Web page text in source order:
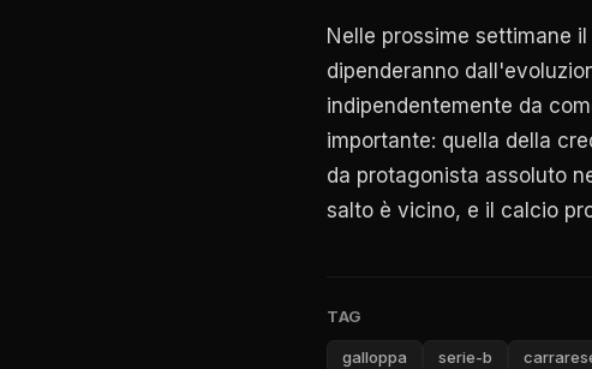
Nelle prossime settimane
dipenderanno
indipendentemente da
importante: quella della
da protagonista assoluto
salto è vicino, e il calcio
TAG
galloppa serie-b